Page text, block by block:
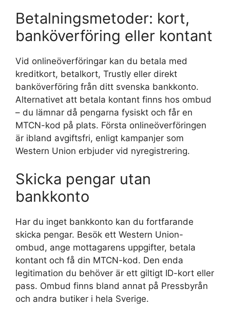
Betalningsmetoder: kort,
banköverföring eller kontant
Vid onlineöverföringar kan du betala med
kreditkort, betalkort, Trustly eller direkt
banköverföring från ditt svenska bankkonto.
Alternativet att betala kontant finns hos ombud
– du lämnar då pengarna fysiskt och får en
MTCN-kod på plats. Första onlineöverföringen
är ibland avgiftsfri, enligt kampanjer som
Western Union erbjuder vid nyregistrering.
Skicka pengar utan
bankkonto
Har du inget bankkonto kan du fortfarande
skicka pengar. Besök ett Western Union-
ombud, ange mottagarens uppgifter, betala
kontant och få din MTCN-kod. Den enda
legitimation du behöver är ett giltigt ID-kort eller
pass. Ombud finns bland annat på Pressbyrån
och andra butiker i hela Sverige.